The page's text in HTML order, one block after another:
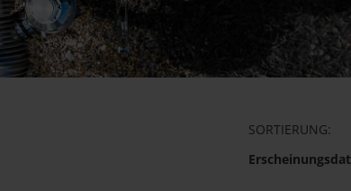
SORTIERUNG: